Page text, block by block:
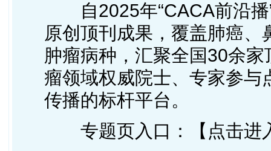
自2025年“CACA前沿
原创顶刊成果，覆盖肺癌
肿瘤病种，汇聚全国30余
瘤领域权威院士、专家参与
传播的标杆平台。
专题页入口：【点击进